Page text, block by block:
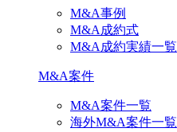
M&A事例
M&A成約式
M&A成約実績一覧
M&A案件
M&A案件一覧
海外M&A案件一覧